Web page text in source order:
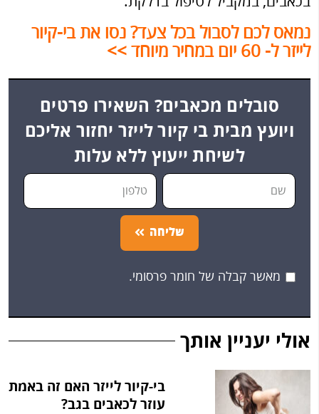
נמאס לכם לסבול בכל צעד? נסו את בי-קיור
לייזר ל- 60 יום במחיר מיוחד >>
סובלים מכאבים? השאירו פרטים
ויועץ מבית בי קיור לייזר יחזור אליכם
לשיחת ייעוץ ללא עלות
שליחה
מאשר קבלה של חומר פרסומי.
אולי יעניין אותך
בי-קיור לייזר האם זה באמת
עוזר לכאבים בגב?